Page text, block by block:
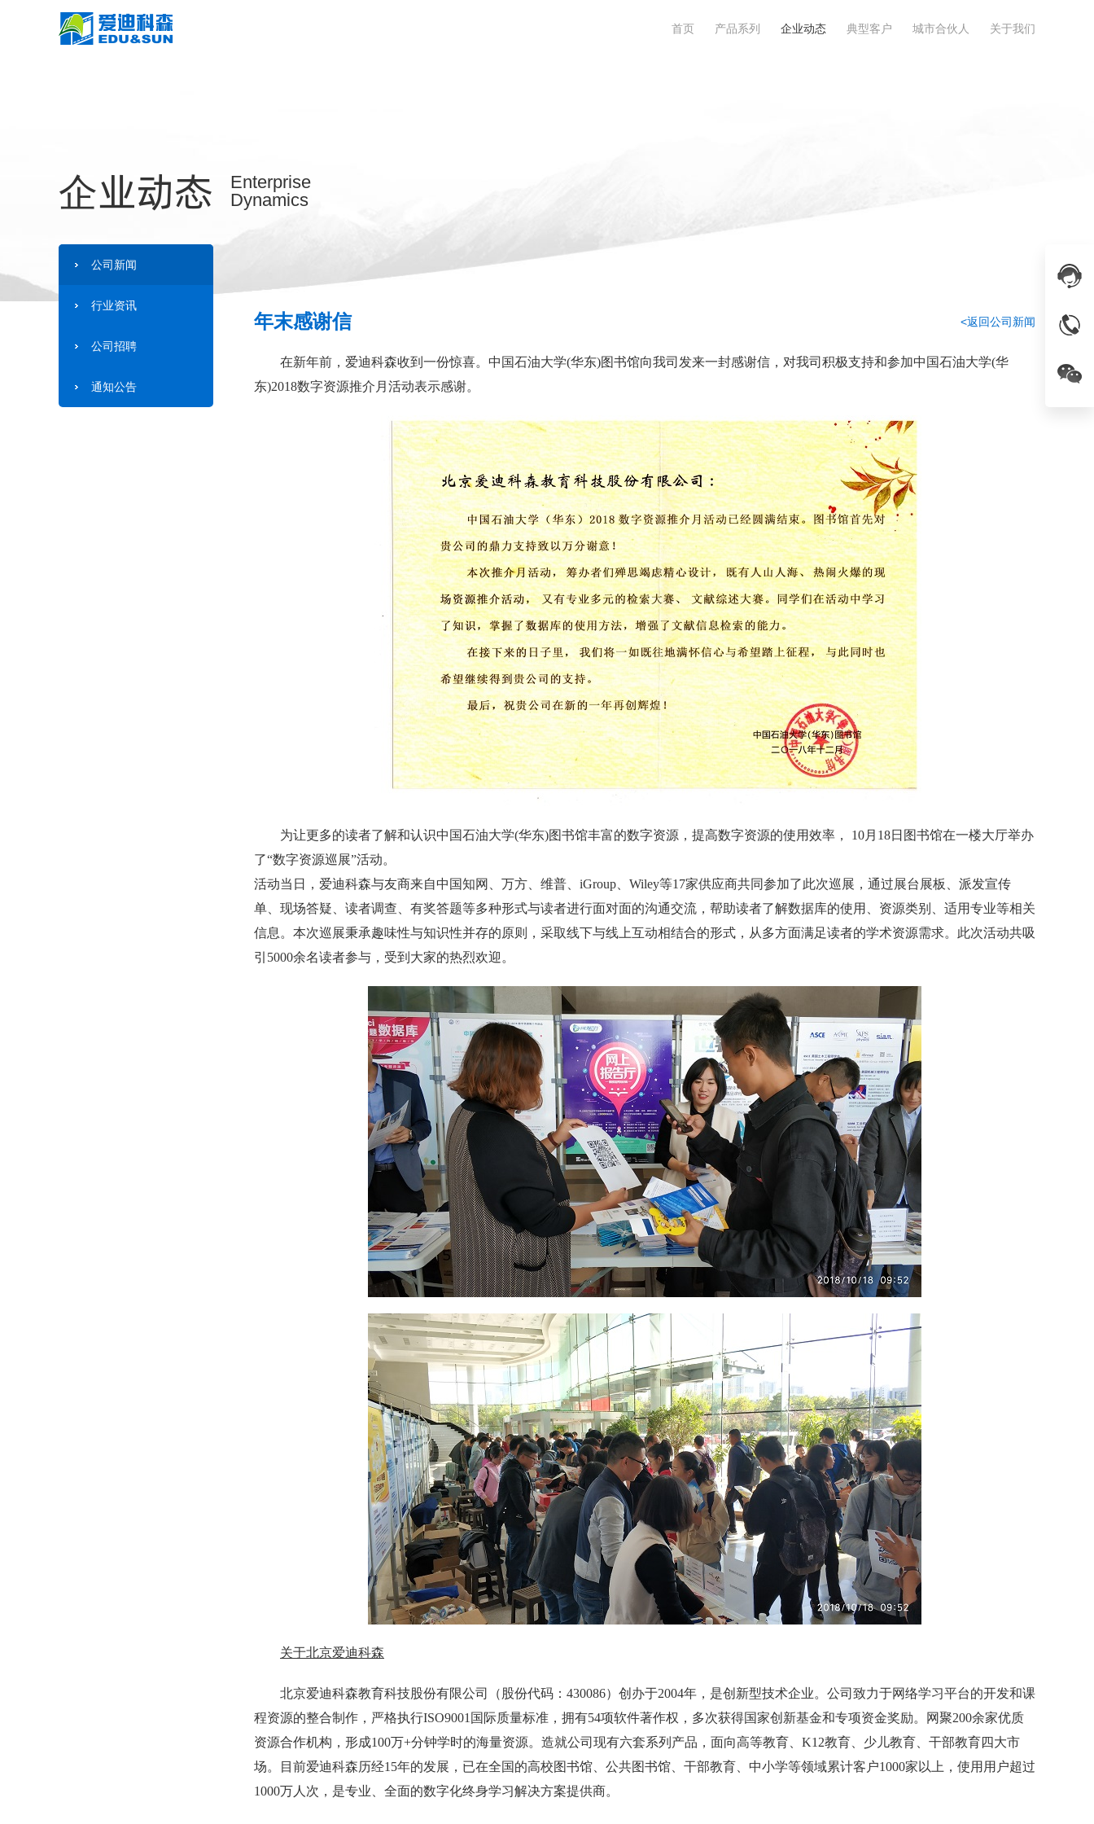
首页 产品系列 企业动态 典型客户 城市合伙人 关于我们
企业动态
Enterprise
Dynamics
公司新闻
行业资讯
公司招聘
通知公告
年末感谢信 <返回公司新闻
在新年前，爱迪科森收到一份惊喜。中国石油大学(华东)图书馆向我司发来一封感谢信，对我司积极支持和参加中国石油大学(华
东)2018数字资源推介月活动表示感谢。
为让更多的读者了解和认识中国石油大学(华东)图书馆丰富的数字资源，提高数字资源的使用效率， 10月18日图书馆在一楼大厅举办
了“数字资源巡展”活动。
活动当日，爱迪科森与友商来自中国知网、万方、维普、iGroup、Wiley等17家供应商共同参加了此次巡展，通过展台展板、派发宣传
单、现场答疑、读者调查、有奖答题等多种形式与读者进行面对面的沟通交流，帮助读者了解数据库的使用、资源类别、适用专业等相关
信息。本次巡展秉承趣味性与知识性并存的原则，采取线下与线上互动相结合的形式，从多方面满足读者的学术资源需求。此次活动共吸
引5000余名读者参与，受到大家的热烈欢迎。
关于北京爱迪科森
北京爱迪科森教育科技股份有限公司（股份代码：430086）创办于2004年，是创新型技术企业。公司致力于网络学习平台的开发和课
程资源的整合制作，严格执行ISO9001国际质量标准，拥有54项软件著作权，多次获得国家创新基金和专项资金奖励。网聚200余家优质
资源合作机构，形成100万+分钟学时的海量资源。造就公司现有六套系列产品，面向高等教育、K12教育、少儿教育、干部教育四大市
场。目前爱迪科森历经15年的发展，已在全国的高校图书馆、公共图书馆、干部教育、中小学等领域累计客户1000家以上，使用用户超过
1000万人次，是专业、全面的数字化终身学习解决方案提供商。